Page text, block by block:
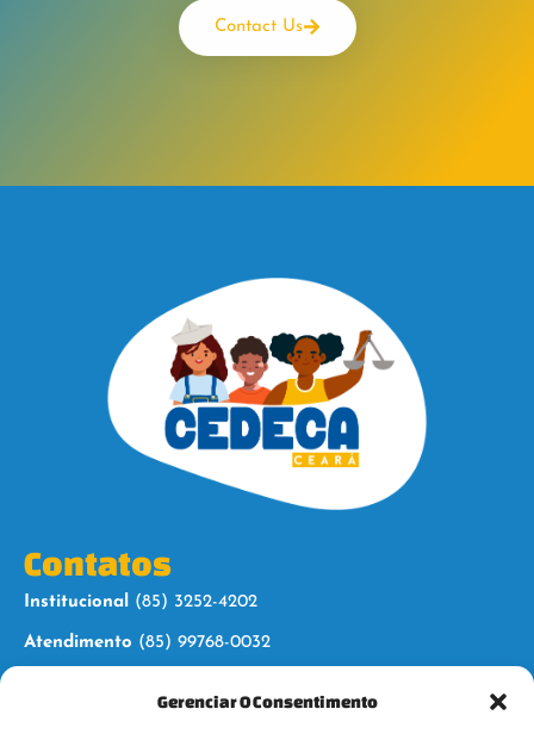
Gerenciar O Consentimento
Contact Us
Contatos
Institucional (85) 3252-4202
Atendimento (85) 99768-0032
Siga-nos